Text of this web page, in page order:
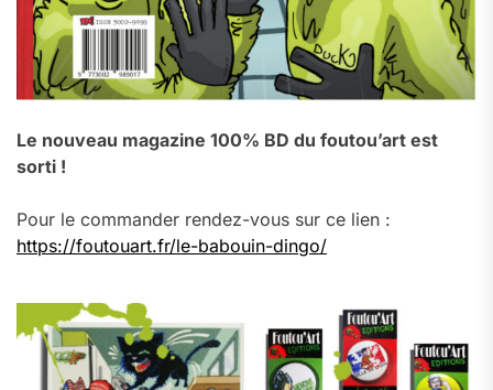
Le nouveau magazine 100% BD du foutou’art est
sorti !
Pour le commander rendez-vous sur ce lien :
https://foutouart.fr/le-babouin-dingo/